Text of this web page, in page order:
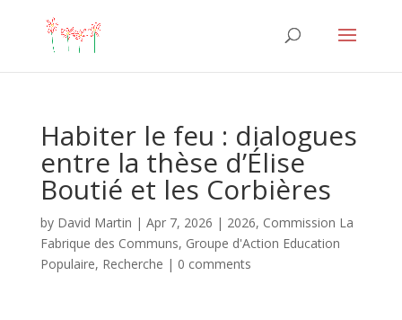
Habiter le feu : dialogues
entre la thèse d’Élise
Boutié et les Corbières
by David Martin | Apr 7, 2026 | 2026, Commission La
Fabrique des Communs, Groupe d'Action Education
Populaire, Recherche | 0 comments